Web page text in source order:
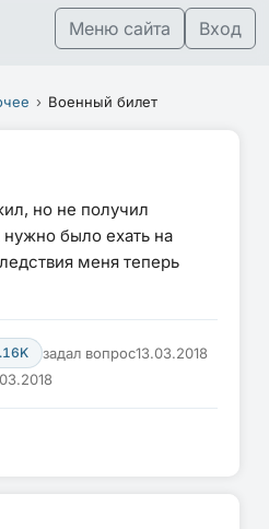
Меню сайта Вход
Военный билет
но не получил
нужно было ехать на
меня теперь
задал вопрос13.03.2018